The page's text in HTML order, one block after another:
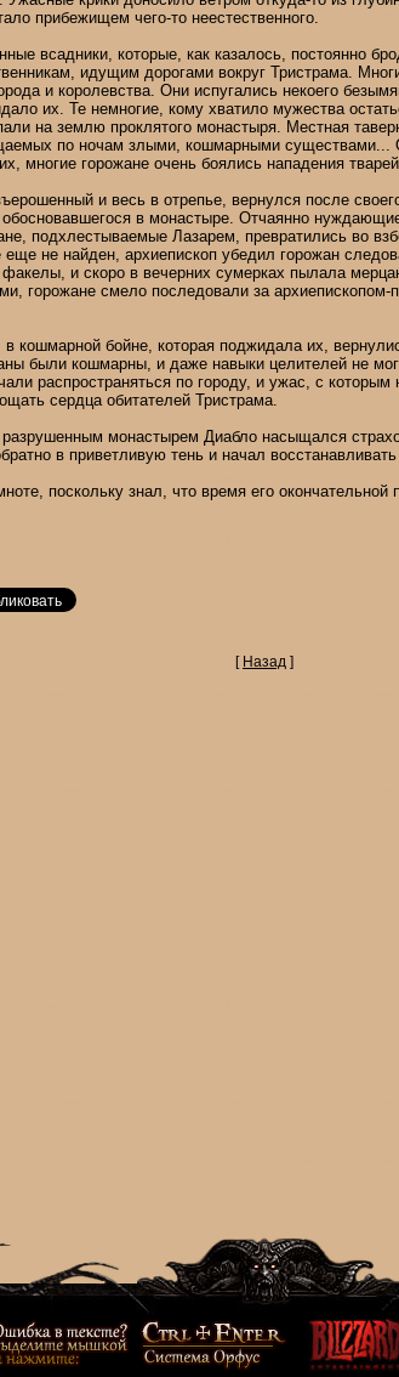
прибежищем чего-то неестественного.
всадники, которые, как казалось, постоянно
идущим дорогами вокруг Тристрама.
и королевства. Они испугались некоего
их. Те немногие, кому хватило мужества
на землю проклятого монастыря. Местная
по ночам злыми, кошмарными существами...
многие горожане очень боялись нападения
и весь в отрепье, вернулся после
в монастыре. Отчаянно
подхлестываемые Лазарем, превратились во
еще не найден, архиепископ убедил горожан
и скоро в вечерних сумерках пылала
горожане смело последовали за
кошмарной бойне, которая поджидала их,
были кошмарны, и даже навыки целителей не
распространяться по городу, и ужас, с которым
сердца обитателей Тристрама.
монастырем Диабло насыщался
в приветливую тень и начал
поскольку знал, что время его
[ Назад ]